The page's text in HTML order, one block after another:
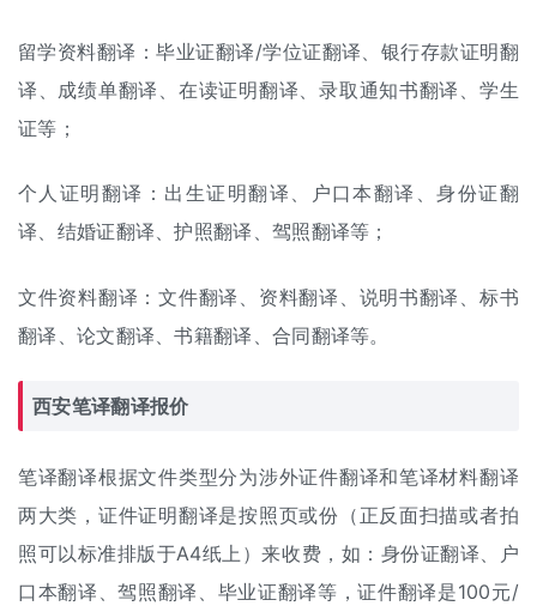
留学资料翻译：毕业证翻译/学位证翻译 、银行存款证明翻
译、 成绩单翻译
、在读证明翻译、录取通知书翻译、学生
证等；
个人证明翻译： 出生证明翻译 、 户口本翻译 、身份证翻
译、 结婚证翻译、护照翻译 、 驾照翻译等；
文件资料翻译：文件翻译、资料翻译、 说明书翻译
标书
翻译
论文翻译 、书籍翻译、 合同翻译等。
西安笔译翻译报价
笔译翻译根据文件类型分为涉外证件翻译和笔译材料翻译
两大类，证件证明翻译是按照页或份（正反面扫描或者拍
照可以标准排版于A4纸上）来收费，如：身份证翻译、户
口本翻译、驾照翻译、毕业证翻译等，证件翻译是100元/